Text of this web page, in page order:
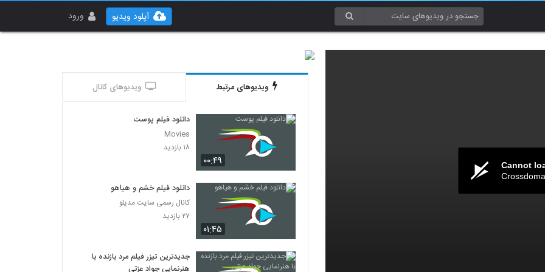
ورود آپلود ویدیو
Cannot
ویدیوهای مرتبط ویدیوهای کانال
۰۰:۴۹
دانلود فیلم پوست
Movies
۱۸ بازدید
۰۱:۴۵
دانلود فیلم خشم و هیاهو
کانال رسمی سایت مدیلو
۲۷ بازدید
جدیدترین تیزر فیلم مرد بازنده با
هنرنمایی جواد عزتی